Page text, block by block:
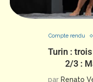
Compte rendu
Turin :
2/3 :
par Renato